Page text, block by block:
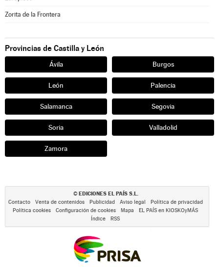
Zorita de la Frontera
Provincias de Castilla y León
Ávila Burgos
León Palencia
Salamanca Segovia
Soria Valladolid
Zamora
© EDICIONES EL PAÍS S.L.
Contacto Venta de contenidos Publicidad Aviso legal
Política de privacidad
Política cookies
Configuración de cookies Mapa
EL PAÍS en KIOSKOyMÁS
Índice
RSS